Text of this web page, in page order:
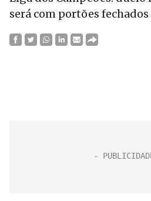
será com portões fechados